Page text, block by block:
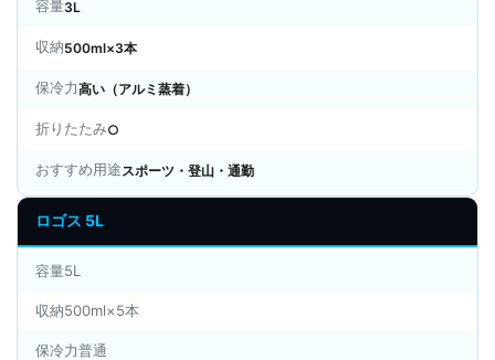
容量3L
収納500ml×3本
保冷力高い（アルミ蒸着）
折りたたみ○
おすすめ用途 スポーツ・登山・通勤
ロゴス 5L
容量5L
収納500ml×5本
保冷力普通